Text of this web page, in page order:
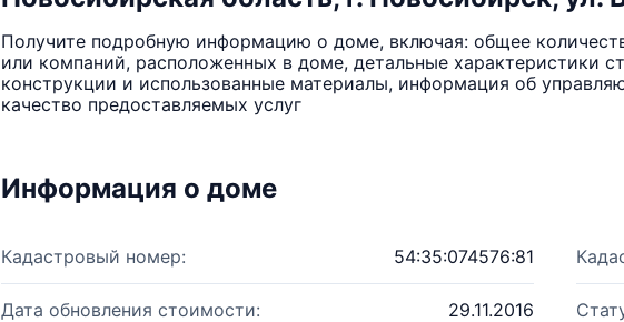
Получите подробную информацию о доме, включая: общее
или компаний, расположенных в доме, детальные характеристики
конструкции и использованные материалы, информация об
качество предоставляемых услуг
Информация о доме
Кадастровый номер: 54:35:074576:81
Дата обновления стоимости: 29.11.2016